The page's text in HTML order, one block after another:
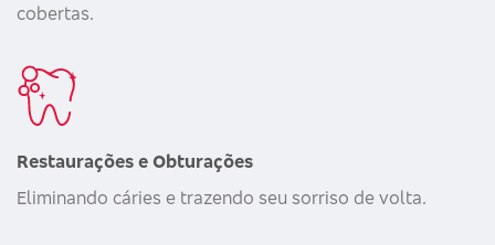
cobertas.
Restaurações e Obturações
Eliminando cáries e trazendo seu sorriso de volta.